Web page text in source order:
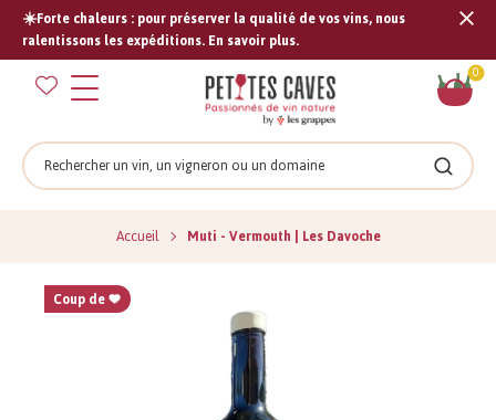
☀️Forte chaleurs : pour préserver la qualité de vos vins, nous
ralentissons les expéditions. En savoir plus.
0
Rechercher
Accueil Muti - Vermouth | Les Davoche
Coup de